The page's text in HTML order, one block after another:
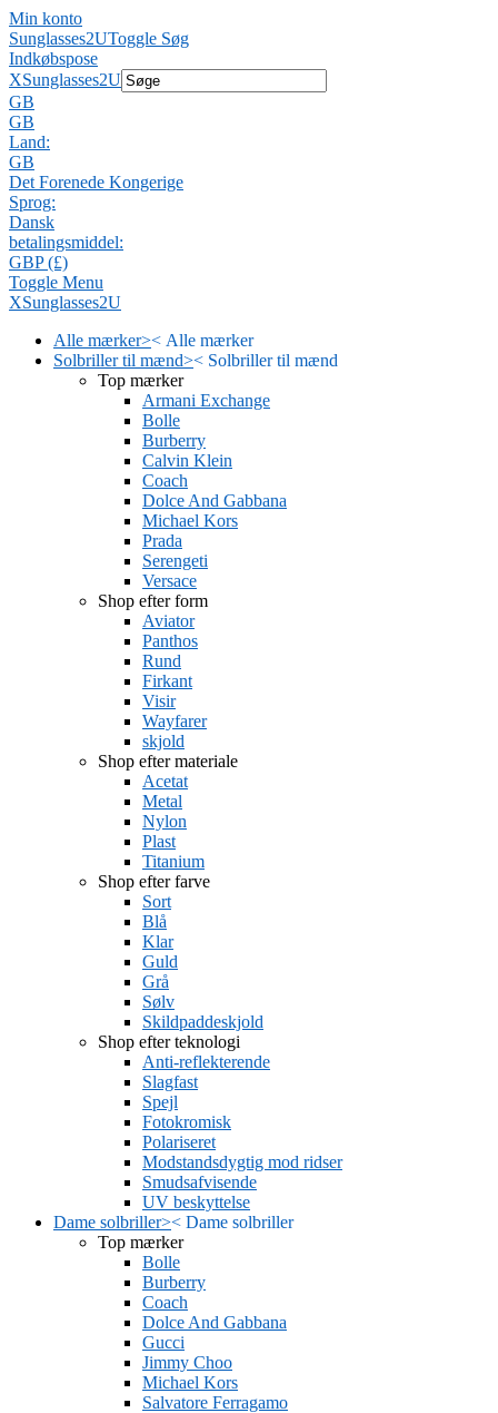
Min konto
Sunglasses2UToggle Søg
Indkøbspose
XSunglasses2U
GB
GB
Land:
GB
Det Forenede Kongerige
Sprog:
Dansk
betalingsmiddel:
GBP (£)
Toggle Menu
XSunglasses2U
Alle mærker>< Alle mærker
Solbriller til mænd>< Solbriller til mænd
Top mærker
Armani Exchange
Bolle
Burberry
Calvin Klein
Coach
Dolce And Gabbana
Michael Kors
Prada
Serengeti
Versace
Shop efter form
Aviator
Panthos
Rund
Firkant
Visir
Wayfarer
skjold
Shop efter materiale
Acetat
Metal
Nylon
Plast
Titanium
Shop efter farve
Sort
Blå
Klar
Guld
Grå
Sølv
Skildpaddeskjold
Shop efter teknologi
Anti-reflekterende
Slagfast
Spejl
Fotokromisk
Polariseret
Modstandsdygtig mod ridser
Smudsafvisende
UV beskyttelse
Dame solbriller>< Dame solbriller
Top mærker
Bolle
Burberry
Coach
Dolce And Gabbana
Gucci
Jimmy Choo
Michael Kors
Salvatore Ferragamo